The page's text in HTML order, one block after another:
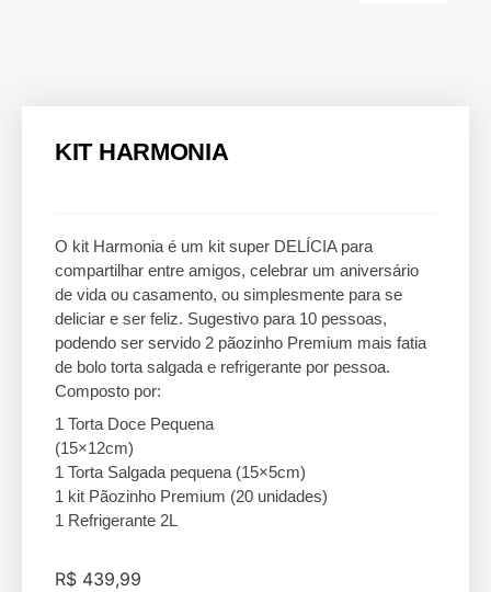
KIT HARMONIA
O kit Harmonia é um kit super DELÍCIA para
compartilhar entre amigos, celebrar um aniversário
de vida ou casamento, ou simplesmente para se
deliciar e ser feliz. Sugestivo para 10 pessoas,
podendo ser servido 2 pãozinho Premium mais fatia
de bolo torta salgada e refrigerante por pessoa.
Composto por:
1 Torta Doce Pequena
(15×12cm)
1 Torta Salgada pequena (15×5cm)
1 kit Pãozinho Premium (20 unidades)
1 Refrigerante 2L
R$ 439,99